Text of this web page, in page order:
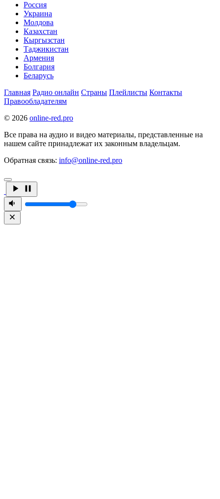
Россия
Украина
Молдова
Казахстан
Кыргызстан
Таджикистан
Армения
Болгария
Беларусь
Главная Радио онлайн Страны Плейлисты Контакты
Правообладателям
© 2026 online-red.pro
Все права на аудио и видео материалы, представленные на
нашем сайте принадлежат их законным владельцам.
Обратная связь: info@online-red.pro